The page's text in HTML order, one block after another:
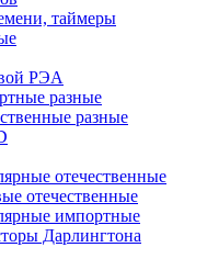
таймеры
РЭА
разные
разные
отечественные
отечественные
импортные
Дарлингтона